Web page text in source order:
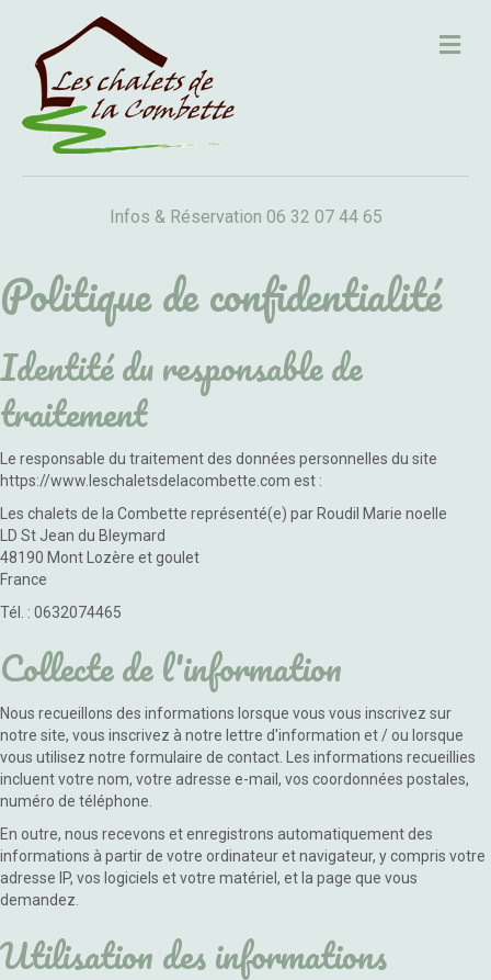
Infos & Réservation 06 32 07 44 65
Politique de confidentialité
Identité du responsable de
traitement
Le responsable du traitement des données personnelles du site
https://www.leschaletsdelacombette.com est :
Les chalets de la Combette représenté(e) par Roudil Marie noelle
LD St Jean du Bleymard
48190 Mont Lozère et goulet
France
Tél. : 0632074465
Collecte de l'information
Nous recueillons des informations lorsque vous vous inscrivez sur
notre site, vous inscrivez à notre lettre d'information et / ou lorsque
vous utilisez notre formulaire de contact. Les informations recueillies
incluent votre nom, votre adresse e-mail, vos coordonnées postales,
numéro de téléphone.
En outre, nous recevons et enregistrons automatiquement des
informations à partir de votre ordinateur et navigateur, y compris votre
adresse IP, vos logiciels et votre matériel, et la page que vous
demandez.
Utilisation des informations